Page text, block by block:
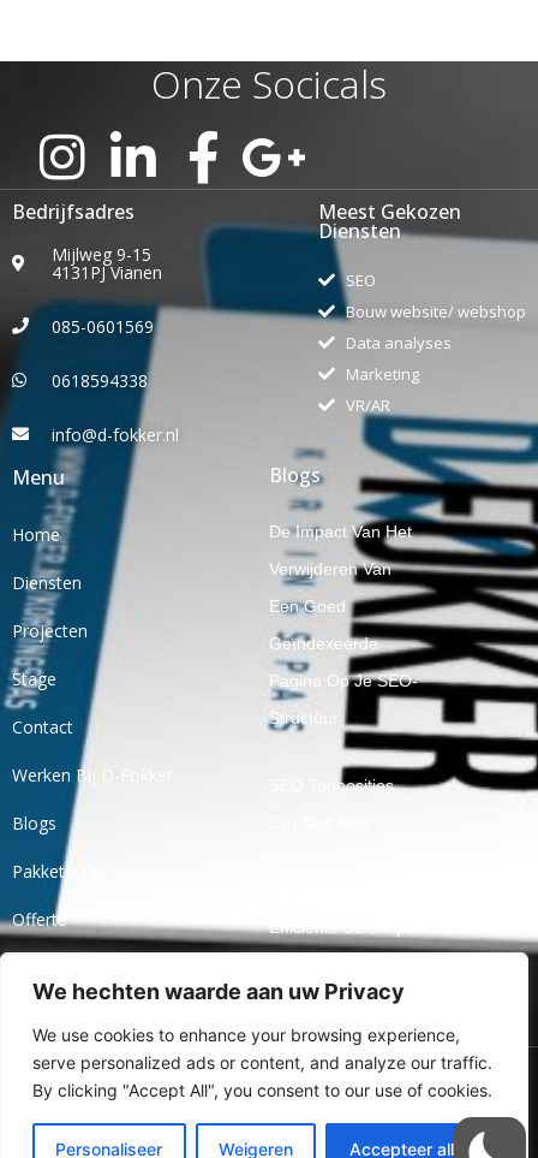
We hechten waarde aan uw Privacy
We use cookies to enhance your browsing experience,
serve personalized ads or content, and analyze our traffic.
By clicking "Accept All", you consent to our use of cookies.
Personaliseer Weigeren Accepteer alles
Onze Socicals
Bedrijfsadres
Mijlweg 9-15
4131PJ Vianen
085-0601569
0618594338
info@d-fokker.nl
Meest Gekozen
Diensten
SEO
Bouw website/ webshop
Data analyses
Marketing
VR/AR
Menu
Home
Diensten
Projecten
Stage
Contact
Werken Bij D-Fokker
Blogs
Pakketpunt
Offerte
Blogs
De Impact Van Het
Verwijderen Van
Een Goed
Geïndexeerde
Pagina Op Je SEO-
Structuur
SEO Topposities
Efficiënte SEO Tips!
Openbaar Praten
Over Jaarcijfers
Ⓒ 2024 Alle Rechten
Voorbehouden Aan Online